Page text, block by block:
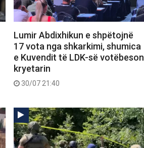
Lumir Abdixhikun e shpëtojnë
17 vota nga shkarkimi, shumica
e Kuvendit të LDK-së votëbeson
kryetarin
30/07 21:40